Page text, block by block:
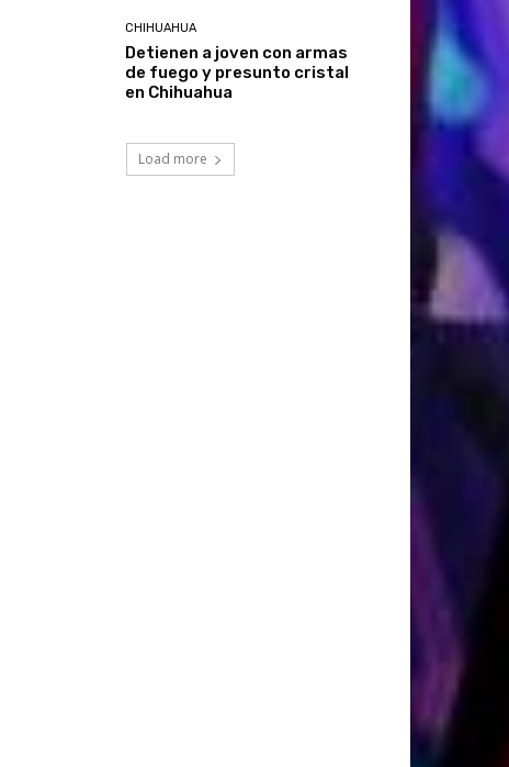
CHIHUAHUA
Detienen a joven con armas
de fuego y presunto cristal
en Chihuahua
Load more